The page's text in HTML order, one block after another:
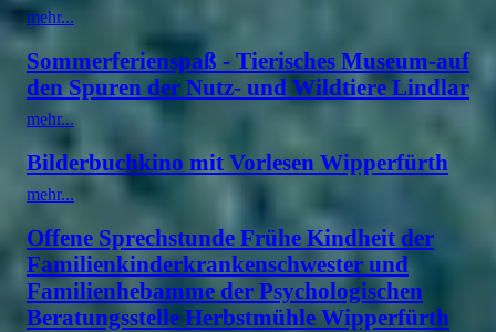
mehr...
Sommerferienspaß - Tierisches Museum-auf
den Spuren der Nutz- und Wildtiere Lindlar
mehr...
Bilderbuchkino mit Vorlesen Wipperfürth
mehr...
Offene Sprechstunde Frühe Kindheit der
Familienkinderkrankenschwester und
Familienhebamme der Psychologischen
Beratungsstelle Herbstmühle Wipperfürth